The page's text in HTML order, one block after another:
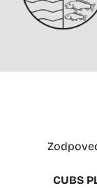
CUBS